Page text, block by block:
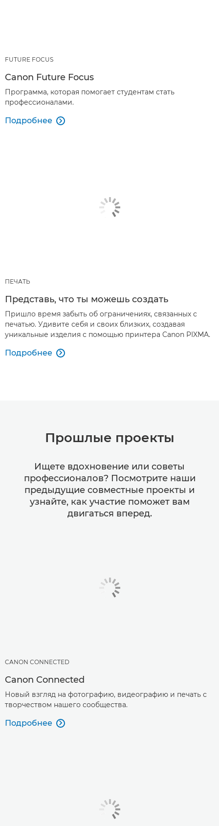
FUTURE FOCUS
Canon Future Focus
Программа, которая помогает студентам стать
профессионалами.
Подробнее 
ПЕЧАТЬ
Представь, что ты можешь создать
Пришло время забыть об ограничениях, связанных с
печатью. Удивите себя и своих близких, создавая
уникальные изделия с помощью принтера Canon PIXMA.
Подробнее 
Прошлые проекты
Ищете вдохновение или советы
профессионалов? Посмотрите наши
предыдущие совместные проекты и
узнайте, как участие поможет вам
двигаться вперед.
CANON CONNECTED
Canon Connected
Новый взгляд на фотографию, видеографию и печать с
творчеством нашего сообщества.
Подробнее 